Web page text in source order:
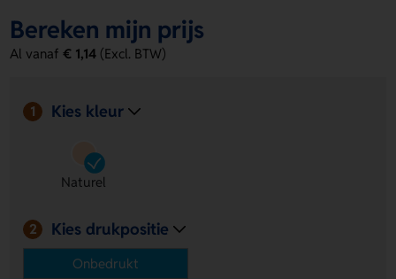
Voordelen van de Vita Stro Hoed
Geschikt voor personalisatie
perfect voor allerlei zomerse acties.
Frisse naturel uitstraling
Bereken mijn prijs
Al vanaf€ 1,14 (Excl. BTW)
1 Kies kleur
Naturel
2 Kies drukpositie
Onbedrukt